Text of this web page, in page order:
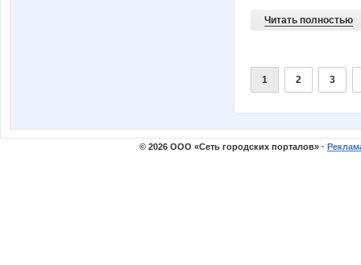
Читать полностью
1 2 3
© 2026 ООО «Сеть городских порталов» ·